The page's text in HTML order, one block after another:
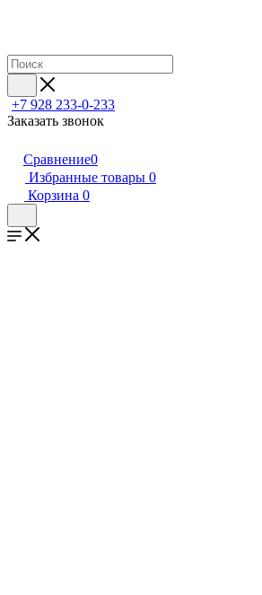
+7 928 233-0-233
Заказать звонок
Сравнение0
Избранные товары 0
Корзина 0